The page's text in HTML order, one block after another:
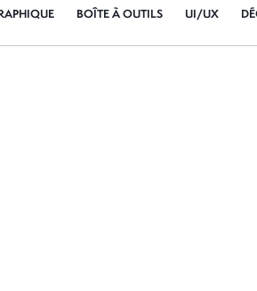
BOÎTE À OUTILS UI/UX